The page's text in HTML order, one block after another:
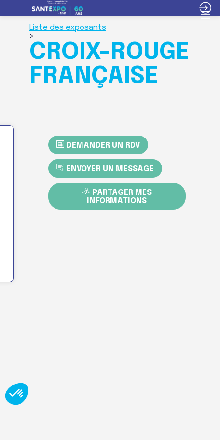
Liste des exposants
>
CROIX-ROUGE
FRANÇAISE
DEMANDER UN RDV
ENVOYER UN MESSAGE
PARTAGER MES
INFORMATIONS